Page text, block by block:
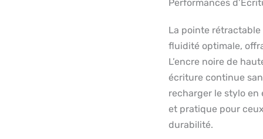
Performances
La pointe
fluidité optimale,
L’encre noire de
écriture continue
recharger le stylo
et pratique pour
durabilité.